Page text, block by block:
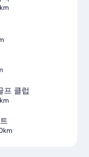
프 클럽